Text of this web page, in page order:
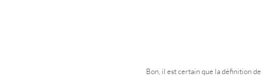
Bon, il est certain que la définition de